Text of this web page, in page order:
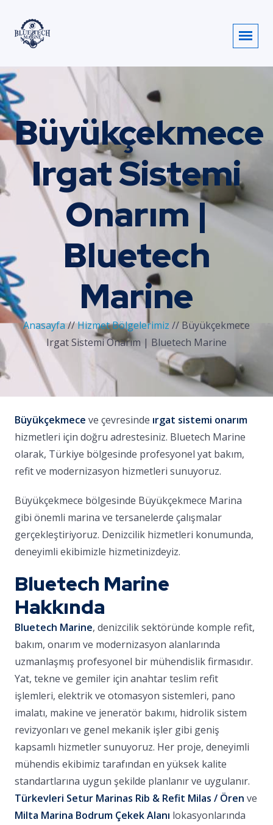
Büyükçekmece
Irgat Sistemi
Onarım |
Bluetech
Marine
Anasayfa//Hizmet Bölgelerimiz // Büyükçekmece
Irgat Sistemi Onarım | Bluetech Marine
Büyükçekmece ve çevresinde ırgat sistemi onarım
hizmetleri için doğru adrestesiniz. Bluetech Marine
olarak, Türkiye bölgesinde profesyonel yat bakım,
refit ve modernizasyon hizmetleri sunuyoruz.
Büyükçekmece bölgesinde Büyükçekmece Marina
gibi önemli marina ve tersanelerde çalışmalar
gerçekleştiriyoruz. Denizcilik hizmetleri konumunda,
deneyimli ekibimizle hizmetinizdeyiz.
Bluetech Marine
Hakkında
Bluetech Marine, denizcilik sektöründe komple refit,
bakım, onarım ve modernizasyon alanlarında
uzmanlaşmış profesyonel bir mühendislik firmasıdır.
Yat, tekne ve gemiler için anahtar teslim refit
işlemleri, elektrik ve otomasyon sistemleri, pano
imalatı, makine ve jeneratör bakımı, hidrolik sistem
revizyonları ve genel mekanik işler gibi geniş
kapsamlı hizmetler sunuyoruz. Her proje, deneyimli
mühendis ekibimiz tarafından en yüksek kalite
standartlarına uygun şekilde planlanır ve uygulanır.
Türkevleri Setur Marinas Rib & Refit Milas / Ören ve
Milta Marina Bodrum Çekek Alanı lokasyonlarında